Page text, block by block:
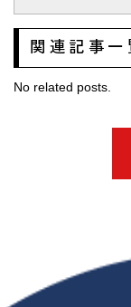
関連記事一
No related posts.